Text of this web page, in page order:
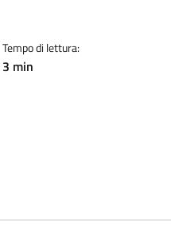
Tempo di lettura:
3 min